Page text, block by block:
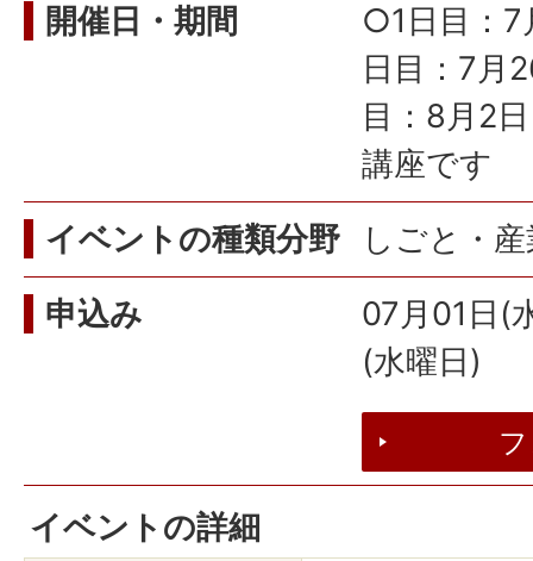
開催日・期間
○1日目：
日目：7月
目：8月2
講座です
イベントの種類分野
しごと・
申込み
07月01日(
(水曜日)
イベントの詳細